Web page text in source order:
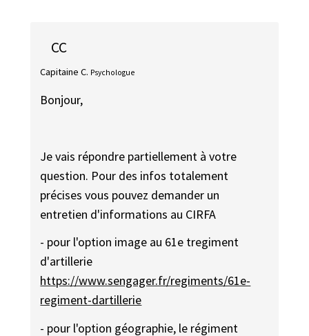
CC
Capitaine C. Psychologue
Bonjour,
Je vais répondre partiellement à votre
question. Pour des infos totalement
précises vous pouvez demander un
entretien d'informations au CIRFA
- pour l'option image au 61e tregiment
d'artillerie
https://www.sengager.fr/regiments/61e-
regiment-dartillerie
- pour l'option géographie, le régiment ​